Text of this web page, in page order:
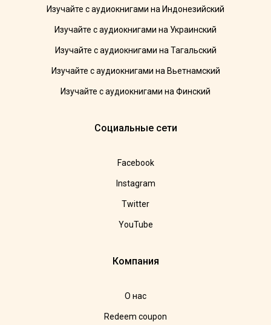
Изучайте с аудиокнигами на Индонезийский
Изучайте с аудиокнигами на Украинский
Изучайте с аудиокнигами на Тагальский
Изучайте с аудиокнигами на Вьетнамский
Изучайте с аудиокнигами на Финский
Социальные сети
Facebook
Instagram
Twitter
YouTube
Компания
О нас
Redeem coupon